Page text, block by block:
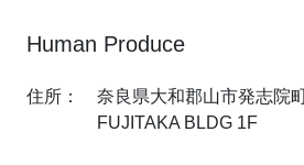
Human Produce
住所： 奈良県大和郡山市発志院
FUJITAKA BLDG 1F